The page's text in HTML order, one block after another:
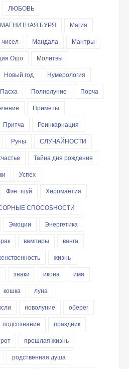
ЛЮБОВЬ
МАГНИТНАЯ БУРЯ
Магия
чисел Мандала
Мантры
Ошо
Молитвы
Новый год
Нумерология
Пасха Полнолуние
Порча
Приметы
Притча
Реинкарнация
Руны
СЛУЧАЙНОСТИ
Тайна дня рождения
Успех
Фэн-шуй
Хиромантия
СПОСОБНОСТИ
Эмоции
Энергетика
вампиры
ванга
жизнь
знаки икона
имя
кошка
луна
новолуние
оберег
подсознание
праздник
прошлая жизнь
родственная душа